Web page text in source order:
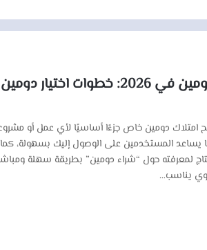
دليل شامل حول شراء دومين في 2026:
امتلاك دومين خاص جزءًا أساسيًا لأي عمل أو
يساعد المستخدمين على الوصول إليك بسهولة،
لمعرفته حول “شراء دومين” بطريقة سهلة
يناسب…